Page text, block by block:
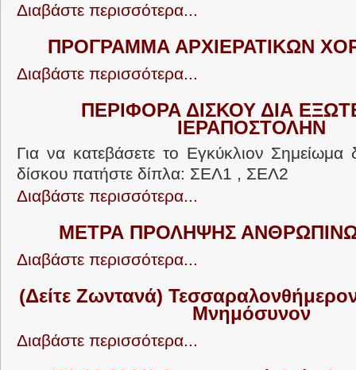
Διαβάστε περισσότερα...
ΠΡΟΓΡΑΜΜΑ ΑΡΧΙΕΡΑΤΙΚΩΝ
Διαβάστε περισσότερα...
ΠΕΡΙΦΟΡΑ ΔΙΣΚΟΥ ΔΙΑ
ΙΕΡΑΠΟΣΤΟΛΗΝ
Για να κατεβάσετε το Εγκύκλιον Σημείωμα
δίσκου πατήστε δίπλα: ΣΕΛ1 , ΣΕΛ2
Διαβάστε περισσότερα...
ΜΕΤΡΑ ΠΡΟΛΗΨΗΣ
Διαβάστε περισσότερα...
(Δείτε Ζωντανά)
Μνημόσυνον
Διαβάστε περισσότερα...